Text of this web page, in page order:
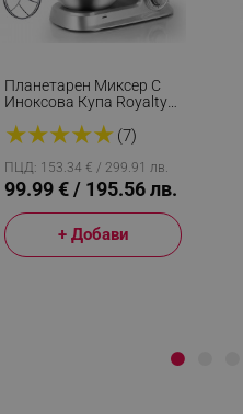
Планетарен Миксер С
Иноксова Купа Royalty
1900W, 6.5 Литра, 6
Приставки, Сребрист
★★★★★(7)
ПЦД: 153.34 € / 299.91 лв.
99.99 € / 195.56 лв.
+ Добави